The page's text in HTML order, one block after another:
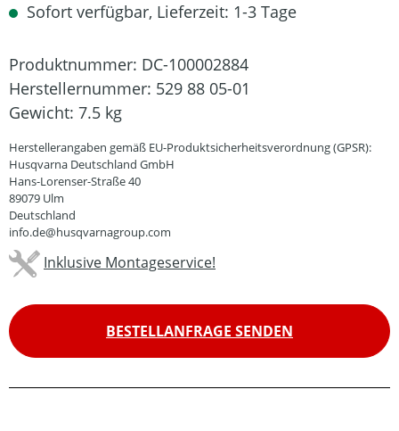
Sofort verfügbar, Lieferzeit: 1-3 Tage
Produktnummer: DC-100002884
Herstellernummer: 529 88 05-01
Gewicht: 7.5 kg
Herstellerangaben gemäß EU-Produktsicherheitsverordnung (GPSR):
Husqvarna Deutschland GmbH
Hans-Lorenser-Straße 40
89079 Ulm
Deutschland
info.de@husqvarnagroup.com
Inklusive Montageservice!
BESTELLANFRAGE SENDEN